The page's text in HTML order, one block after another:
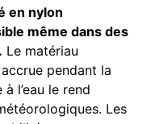
en nylon
même dans des
Le matériau
pendant la
l’eau le rend
Les